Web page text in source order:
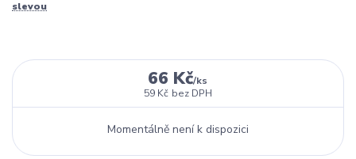
slevou
66 Kč/ks
59 Kč bez DPH
Momentálně není k dispozici